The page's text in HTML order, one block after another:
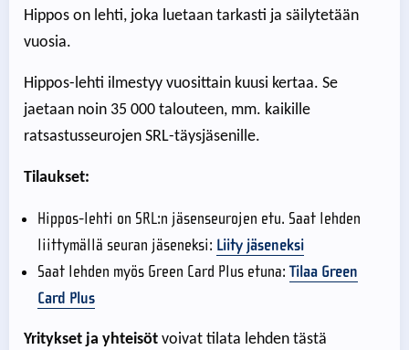
Hippos on lehti, joka luetaan tarkasti ja säilytetään
vuosia.
Hippos-lehti ilmestyy vuosittain kuusi kertaa. Se
jaetaan noin 35 000 talouteen, mm. kaikille
ratsastusseurojen SRL-täysjäsenille.
Tilaukset:
Hippos-lehti on SRL:n jäsenseurojen etu. Saat lehden
liittymällä seuran jäseneksi: Liity jäseneksi
Saat lehden myös Green Card Plus etuna:Tilaa Green
Card Plus
Yritykset ja yhteisöt voivat tilata lehden tästä